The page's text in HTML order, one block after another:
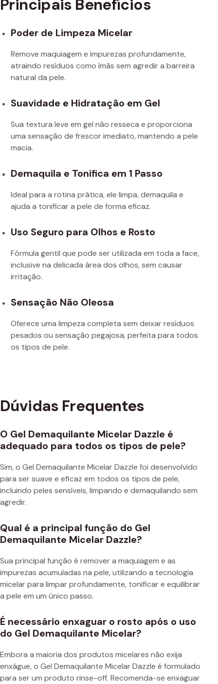
Principais Benefícios
Poder de Limpeza Micelar
Remove maquiagem e impurezas profundamente,
atraindo resíduos como ímãs sem agredir a barreira
natural da pele.
Suavidade e Hidratação em Gel
Sua textura leve em gel não resseca e proporciona
uma sensação de frescor imediato, mantendo a pele
macia.
Demaquila e Tonifica em 1 Passo
Ideal para a rotina prática, ele limpa, demaquila e
ajuda a tonificar a pele de forma eficaz.
Uso Seguro para Olhos e Rosto
Fórmula gentil que pode ser utilizada em toda a face,
inclusive na delicada área dos olhos, sem causar
irritação.
Sensação Não Oleosa
Oferece uma limpeza completa sem deixar resíduos
pesados ou sensação pegajosa, perfeita para todos
os tipos de pele.
Dúvidas Frequentes
O Gel Demaquilante Micelar Dazzle é
adequado para todos os tipos de pele?
Sim, o Gel Demaquilante Micelar Dazzle foi desenvolvido
para ser suave e eficaz em todos os tipos de pele,
incluindo peles sensíveis, limpando e demaquilando sem
agredir.
Qual é a principal função do Gel
Demaquilante Micelar Dazzle?
Sua principal função é remover a maquiagem e as
impurezas acumuladas na pele, utilizando a tecnologia
micelar para limpar profundamente, tonificar e equilibrar
a pele em um único passo.
É necessário enxaguar o rosto após o uso
do Gel Demaquilante Micelar?
Embora a maioria dos produtos micelares não exija
enxágue, o Gel Demaquilante Micelar Dazzle é formulado
para ser um produto rinse-off. Recomenda-se enxaguar